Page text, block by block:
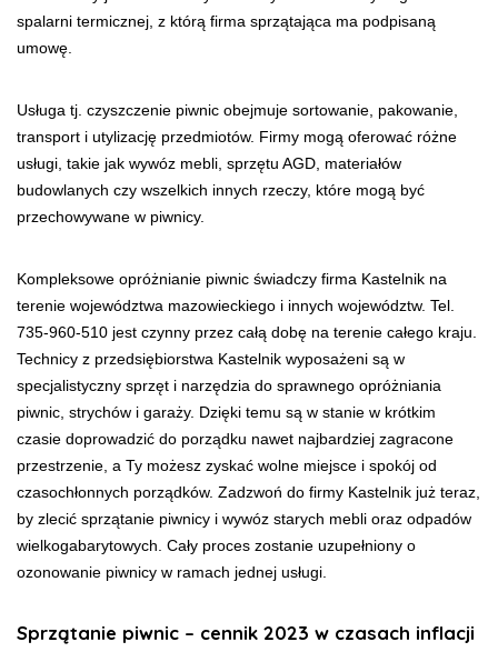
spalarni termicznej, z którą firma sprzątająca ma podpisaną
umowę.
Usługa tj. czyszczenie piwnic obejmuje sortowanie, pakowanie,
transport i utylizację przedmiotów. Firmy mogą oferować różne
usługi, takie jak wywóz mebli, sprzętu AGD, materiałów
budowlanych czy wszelkich innych rzeczy, które mogą być
przechowywane w piwnicy.
Kompleksowe opróżnianie piwnic świadczy firma Kastelnik na
terenie województwa mazowieckiego i innych województw. Tel.
735-960-510 jest czynny przez całą dobę na terenie całego kraju.
Technicy z przedsiębiorstwa Kastelnik wyposażeni są w
specjalistyczny sprzęt i narzędzia do sprawnego opróżniania
piwnic, strychów i garaży. Dzięki temu są w stanie w krótkim
czasie doprowadzić do porządku nawet najbardziej zagracone
przestrzenie, a Ty możesz zyskać wolne miejsce i spokój od
czasochłonnych porządków. Zadzwoń do firmy Kastelnik już teraz,
by zlecić sprzątanie piwnicy i wywóz starych mebli oraz odpadów
wielkogabarytowych. Cały proces zostanie uzupełniony o
ozonowanie piwnicy w ramach jednej usługi.
Sprzątanie piwnic – cennik 2023 w czasach inflacji